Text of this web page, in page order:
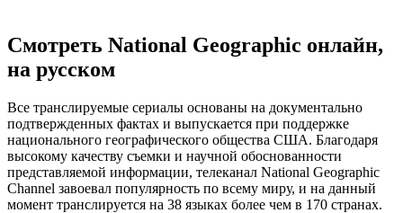
Смотреть National Geographic онлайн,
на русском
Все транслируемые сериалы основаны на документально
подтвержденных фактах и выпускается при поддержке
национального географического общества США. Благодаря
высокому качеству съемки и научной обоснованности
представляемой информации, телеканал National Geographic
Channel завоевал популярность по всему миру, и на данный
момент транслируется на 38 языках более чем в 170 странах.